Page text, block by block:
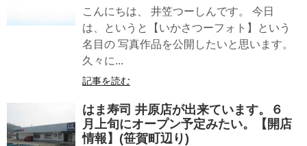
こんにちは、 井笠つーしんです。 今日
は、というと【いかさつーフォト】という
名目の 写真作品を公開したいと思います。
久々に...
記事を読む
はま寿司 井原店が出来ています。６
月上旬にオープン予定みたい。【開店
情報】(笹賀町辺り)